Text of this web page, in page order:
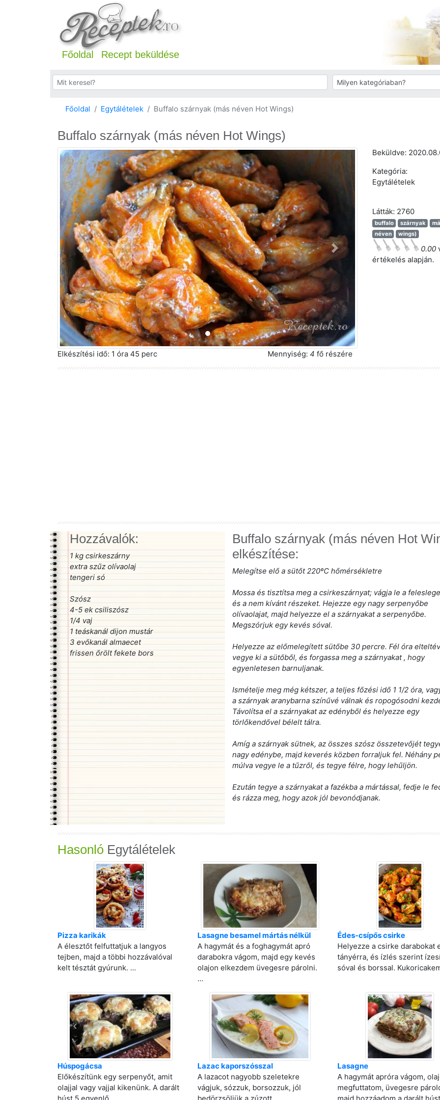
Főoldal Recept beküldése
Főoldal Egytálételek Buffalo szárnyak (más néven Hot Wings)
Buffalo szárnyak (más néven Hot Wings)
Előző Következő
Beküldve:
Kategória:
Egytálételek
Látták: 2760
buffalo szárnyak
néven
wings)
0.00
értékelés alapján.
Elkészítési idő: 1 óra 45 perc Mennyiség: 4 fő részére
Hozzávalók:
1 kg csirkeszárny
extra szűz olívaolaj
tengeri só
Szósz
4-5 ek csiliszósz
1/4 vaj
1 teáskanál dijon mustár
3 evőkanál almaecet
frissen őrölt fekete bors
Buffalo szárnyak (más néven Hot
elkészítése:
Melegítse elő a sütőt 220ºC hőmérsékletre
Mossa és tisztítsa meg a csirkeszárnyat; vágja le a
és a nem kívánt részeket. Hejezze egy nagy serpenyőbe
olívaolajat, majd helyezze el a szárnyakat a serpenyőbe.
Megszórjuk egy kevés sóval.
Helyezze az előmelegített sütőbe 30 percre. Fél óra
vegye ki a sütőből, és forgassa meg a szárnyakat , hogy
egyenletesen barnuljanak.
Ismételje meg még kétszer, a teljes főzési idő 1 1/2 óra,
a szárnyak aranybarna színűvé válnak és ropogósodni
Távolítsa el a szárnyakat az edényből és helyezze egy
törlőkendővel bélelt tálra.
Amíg a szárnyak sütnek, az összes szósz összetevőjét
nagy edénybe, majd keverés közben forraljuk fel. Néhány
múlva vegye le a tűzről, és tegye félre, hogy lehűljön.
Ezután tegye a szárnyakat a fazékba a mártással, fedje le
és rázza meg, hogy azok jól bevonódjanak.
Hasonló Egytálételek
Pizza karikák
A élesztőt felfuttatjuk a langyos
tejben, majd a többi hozzávalóval
kelt tésztát gyúrunk. ...
Lasagne besamel mártás nélkül
A hagymát és a foghagymát apró
darabokra vágom, majd egy kevés
olajon elkezdem üvegesre párolni.
...
Édes-csípős csirke
Helyezze a csirke darabokat
tányérra, és ízlés szerint
sóval és borssal.
Húspogácsa
Előkészítünk egy serpenyőt, amit
olajjal vagy vajjal kikenünk. A darált
Lazac kaporszósszal
A lazacot nagyobb szeletekre
vágjuk, sózzuk, borsozzuk, jól
Lasagne
A hagymát apróra vágom,
megfuttatom, üvegesre